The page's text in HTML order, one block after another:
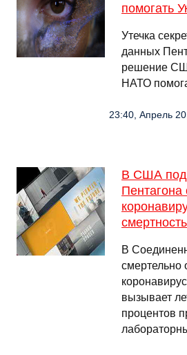
помогать
Утечка
данных
решение
НАТО
23:40, Апрель
В США под
В
вызывает
процентов